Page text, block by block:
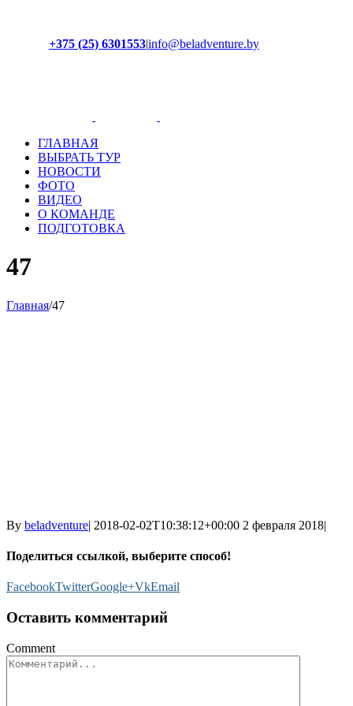
+375 (25) 6301553|info@beladventure.by
ГЛАВНАЯ
ВЫБРАТЬ ТУР
НОВОСТИ
ФОТО
ВИДЕО
О КОМАНДЕ
ПОДГОТОВКА
47
Главная/47
By beladventure| 2018-02-02T10:38:12+00:00 2 февраля 2018|
Поделиться ссылкой, выберите способ!
FacebookTwitterGoogle+VkEmail
Оставить комментарий
Comment